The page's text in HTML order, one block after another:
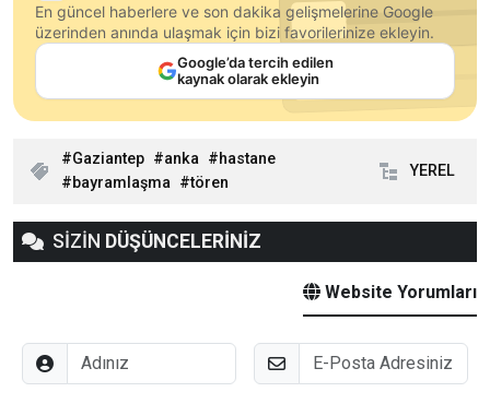
En güncel haberlere ve son dakika gelişmelerine Google
üzerinden anında ulaşmak için bizi favorilerinize ekleyin.
Google’da tercih edilen
kaynak olarak ekleyin
Gaziantep anka
hastane
bayramlaşma
tören
YEREL
SİZİN DÜŞÜNCELERİNİZ
Website Yorumları
Adınız E-Posta